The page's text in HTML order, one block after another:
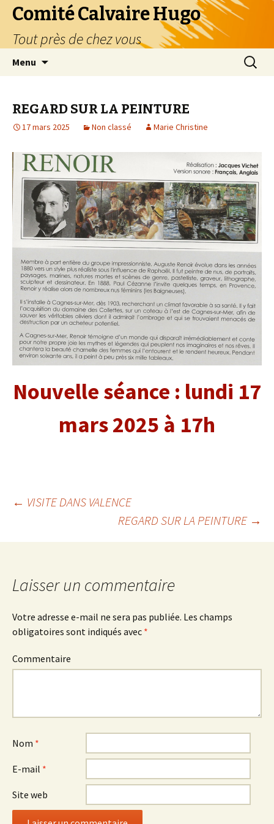
Comité Calvaire Hugo
Tout près de chez vous
Menu
REGARD SUR LA PEINTURE
17 mars 2025 Non classé Marie Christine
Nouvelle séance : lundi 17
mars 2025 à 17h
Navigation
des
articles
← VISITE DANS VALENCE
REGARD SUR LA PEINTURE →
Laisser un commentaire
Votre adresse e-mail ne sera pas publiée. Les champs
obligatoires sont indiqués avec *
Commentaire
Nom *
E-mail *
Site web